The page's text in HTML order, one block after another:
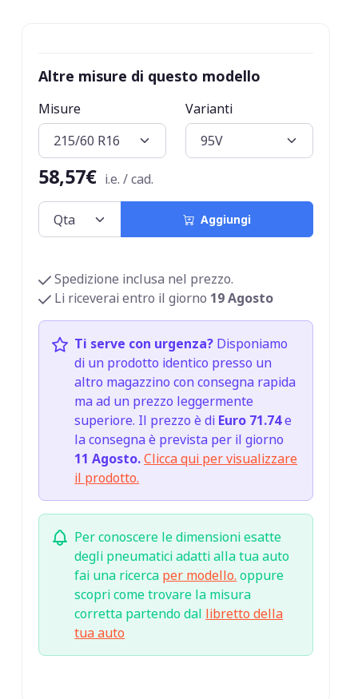
Altre misure di questo modello
Misure Varianti
58,57€ i.e. / cad.
Aggiungi
Spedizione inclusa nel prezzo.
Li riceverai entro il giorno 19 Agosto
Ti serve con urgenza? Disponiamo
di un prodotto identico presso un
altro magazzino con consegna rapida
ma ad un prezzo leggermente
superiore. Il prezzo è di Euro 71.74e
la consegna è prevista per il giorno
11 Agosto.Clicca qui per visualizzare
il prodotto.
Per conoscere le dimensioni esatte
degli pneumatici adatti alla tua auto
fai una ricerca per modello. oppure
scopri come trovare la misura
corretta partendo dal libretto della
tua auto